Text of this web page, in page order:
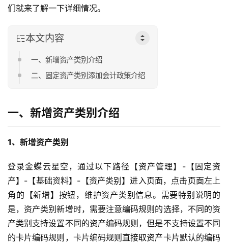
们就来了解一下详细情况。
本文内容
一、新增资产类别介绍
二、固定资产类别添加会计政策介绍
一、新增资产类别介绍
1、新增资产类别
登录金蝶云星空，通过以下路径【资产管理】-【固定资
产】-【基础资料】-【资产类别】进入页面，点击页面左上
角的【新增】按钮，维护资产类别信息。需要特别说明的
是，资产类别新增时，需要注意编码规则的选择，不同的资
产类别支持设置不同的资产编码规则，但是不支持设置不同
的卡片编码规则，卡片编码规则直接取资产卡片默认的编码